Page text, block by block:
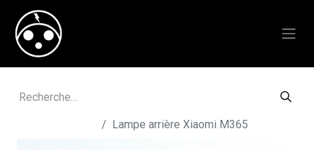
Lampe arrière Xiaomi M365